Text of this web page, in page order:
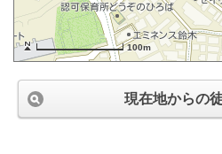
100m
現在地からの